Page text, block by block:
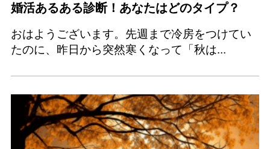
婚活あるある診断！あなたはどのタイプ？
おはようございます。先週まで冷房をつけてい
たのに、昨日から突然寒くなって「秋は...